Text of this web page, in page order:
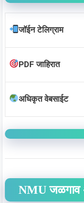
जॉईन टेलिग्राम
PDF जाहिरात
अधिकृत वेबसाईट
NMU जळगाव